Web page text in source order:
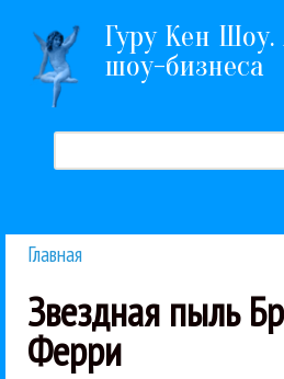
Перейти к
Гуру Кен
шоу-бизнеса
Форма поиска
Главная
Звездная пыль
Ферри